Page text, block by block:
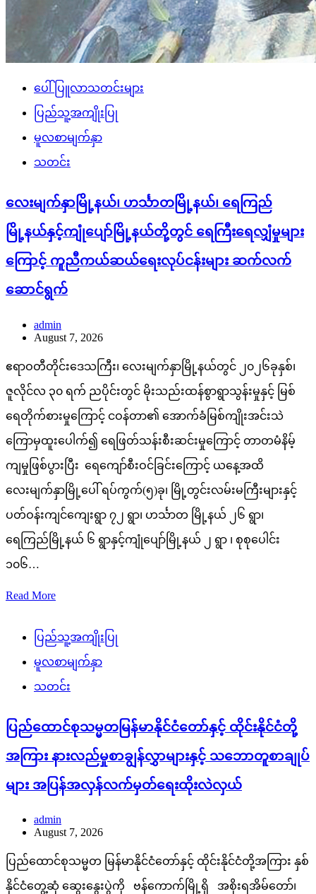
ပေါ်ပြူလာသတင်းများ
ပြည်သူ့အကျိုးပြု
မူလစာမျက်နှာ
သတင်း
လေးမျက်နှာမြို့နယ်၊ ဟင်္သာတမြို့နယ်၊ ရေကြည်
မြို့နယ်နှင့်ကျုံပျော်မြို့နယ်တို့တွင် ရေကြီးရေလျှံမှုများ
ကြောင့် ကူညီကယ်ဆယ်ရေးလုပ်ငန်းများ ဆက်လက်
ဆောင်ရွက်
admin
August 7, 2026
ဧရာဝတီတိုင်းဒေသကြီး၊ လေးမျက်နှာမြို့နယ်တွင် ၂၀၂၆ခုနှစ်၊
ဇူလိုင်လ ၃၀ ရက် ညပိုင်းတွင် မိုးသည်းထန်စွာရွာသွန်းမှုနှင့် မြစ်
ရေတိုက်စားမှုကြောင့် ငဝန်တာ၏ အောက်ခံမြစ်ကျိုးအင်းသဲ
ကြောမှထူးပေါက်၍ ရေဖြတ်သန်းစီးဆင်းမှုကြောင့် တာတမံနိမ့်
ကျမှုဖြစ်ပွားပြီး ရေကျော်စီးဝင်ခြင်းကြောင့် ယနေ့အထိ
လေးမျက်နှာမြို့ပေါ် ရပ်ကွက်(၅)ခု၊ မြို့တွင်းလမ်းမကြီးများနှင့်
ပတ်ဝန်းကျင်ကျေးရွာ ၇၂ ရွာ၊ ဟင်္သာတ မြို့နယ် ၂၆ ရွာ၊
ရေကြည်မြို့နယ် ၆ ရွာနှင့်ကျုံပျော်မြို့နယ် ၂ ရွာ ၊ စုစုပေါင်း
၁၀၆…
Read More
ပြည်သူ့အကျိုးပြု
မူလစာမျက်နှာ
သတင်း
ပြည်ထောင်စုသမ္မတမြန်မာနိုင်ငံတော်နှင့် ထိုင်းနိုင်ငံတို့
အကြား နားလည်မှုစာချွန်လွှာများနှင့် သဘောတူစာချုပ်
များ အပြန်အလှန်လက်မှတ်ရေးထိုးလဲလှယ်
admin
August 7, 2026
ပြည်ထောင်စုသမ္မတ မြန်မာနိုင်ငံတော်နှင့် ထိုင်းနိုင်ငံတို့အကြား နှစ်
နိုင်ငံတွေ့ဆုံ ဆွေးနွေးပွဲကို ဗန်ကောက်မြို့ရှိ အစိုးရအိမ်တော်၊